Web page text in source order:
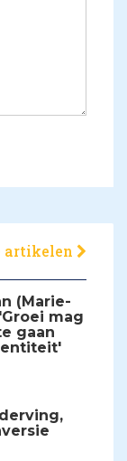
artikelen
(Marie-
mag
gaan